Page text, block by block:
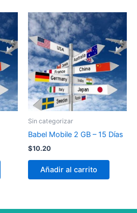
Sin categorizar
Babel Mobile 2 GB – 15 Días
$10.20
Añadir al carrito